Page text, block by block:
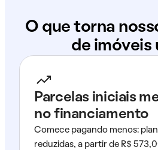
O que torna
de imóveis
Parcelas iniciais
no financiamento
Comece pagando menos:
reduzidas, a partir de R$